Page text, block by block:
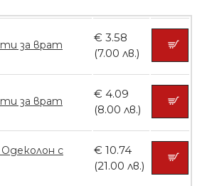
Четка за боядисване
БЕЗПЛАТНО
Контейнери за сваляне на гел лак 10
€ 3.58
(7.00 лв.)
€ 4.09
(8.00 лв.)
€ 10.74
(21.00 лв.)